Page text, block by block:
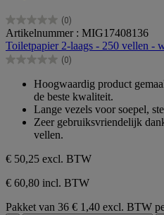
(0)
0.0
van
de
5
Artikelnummer : MIG17408136
Toiletpapier 2-laags - 250 vellen -
(0)
0.0
sterren.
Hoogwaardig product
de beste kwaliteit.
Lange vezels voor soepel,
Zeer gebruiksvriendelijk
vellen.
€ 50,25 excl. BTW
€ 60,80 incl. BTW
Pakket van 36 € 1,40 excl. BTW